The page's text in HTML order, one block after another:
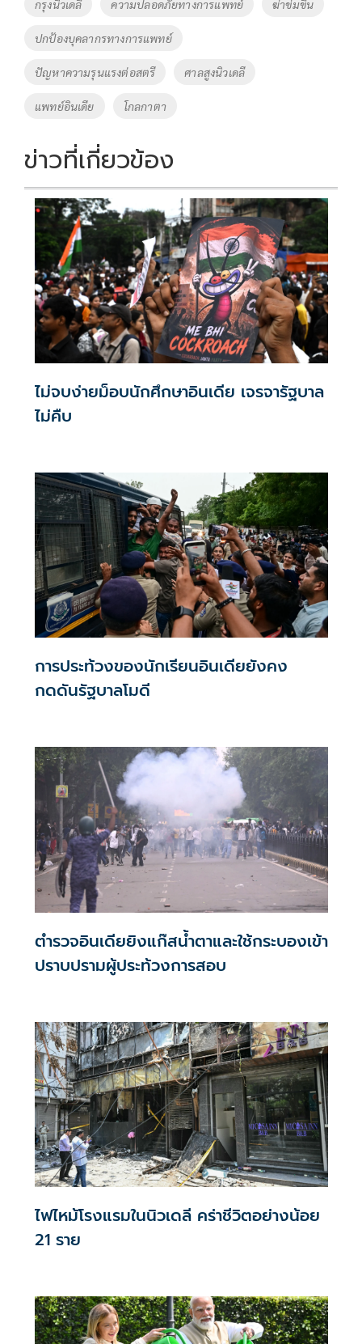
o
k k
กรุงนิวเดลี ความปลอดภัยทางการแพทย์ ฆ่าข่มขืน
ปกป้องบุคลากรทางการแพทย์
ปัญหาความรุนแรงต่อสตรี ศาลสูงนิวเดลี
แพทย์อินเดีย โกลกาตา
ข่าวที่เกี่ยวข้อง
ไม่จบง่ายม็อบนักศึกษาอินเดีย เจรจารัฐบาล
ไม่คืบ
การประท้วงของนักเรียนอินเดียยังคง
กดดันรัฐบาลโมดี
ตำรวจอินเดียยิงแก๊สน้ำตาและใช้กระบองเข้า
ปราบปรามผู้ประท้วงการสอบ
ไฟไหม้โรงแรมในนิวเดลี คร่าชีวิตอย่างน้อย
21 ราย